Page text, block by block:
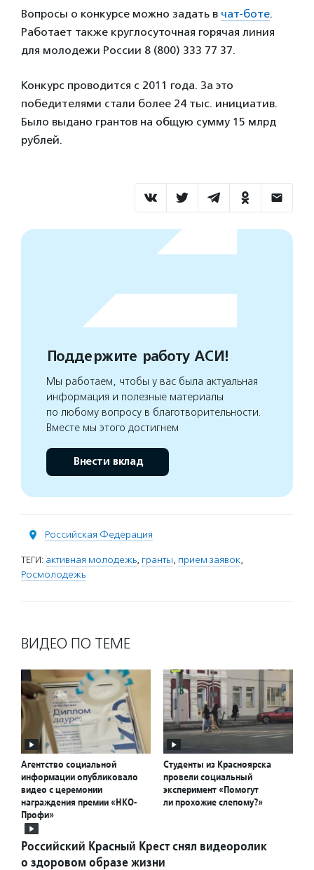
Вопросы о конкурсе можно задать в чат-боте.
Работает также круглосуточная горячая линия
для молодежи России 8 (800) 333 77 37.
Конкурс проводится с 2011 года. За это
победителями стали более 24 тыс. инициатив.
Было выдано грантов на общую сумму 15 млрд
рублей.
Поддержите работу АСИ!
Мы работаем, чтобы у вас была актуальная
информация и полезные материалы
по любому вопросу в благотворительности.
Вместе мы этого достигнем
Внести вклад
Российская Федерация
ТЕГИ: активная молодежь, гранты, прием заявок,
Росмолодежь
ВИДЕО ПО ТЕМЕ
Агентство социальной
информации опубликовало
видео с церемонии
награждения премии «НКО-
Профи»
Студенты из Красноярска
провели социальный
эксперимент «Помогут
ли прохожие слепому?»
Российский Красный Крест снял видеоролик
о здоровом образе жизни